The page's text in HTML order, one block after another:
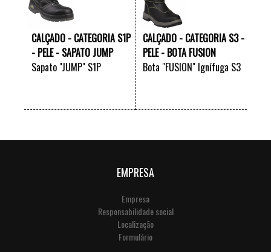
CALÇADO - CATEGORIA S1P
- PELE - SAPATO JUMP
Sapato "JUMP" S1P
CALÇADO - CATEGORIA S3 -
PELE - BOTA FUSION
Bota "FUSION" Ignífuga S3
EMPRESA
Empresa
Responsabilidade social
Localização
Formulário